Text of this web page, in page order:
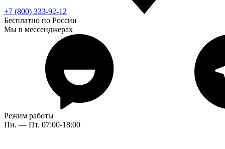
+7 (800) 333-92-12
Бесплатно по России
Мы в мессенджерах
Режим работы
Пн. — Пт. 07:00-18:00